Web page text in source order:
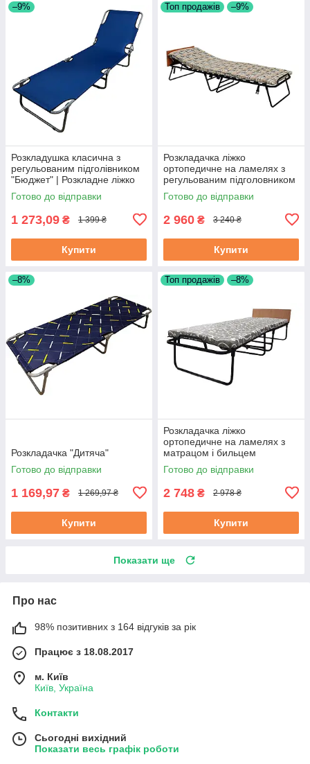
–9%
Розкладушка класична з
регульованим підголівником
"Бюджет" | Розкладне ліжко
Готово до відправки
1 273,09 ₴ 1 399 ₴
Купити
Топ продажів –9%
Розкладачка ліжко
ортопедичне на ламелях з
регульованим підголовником
«Венеція Люкс" |
Розкладушка ліжко
Готово до відправки
2 960 ₴ 3 240 ₴
Купити
–8%
Розкладачка "Дитяча"
Готово до відправки
1 169,97 ₴ 1 269,97 ₴
Купити
Топ продажів –8%
Розкладачка ліжко
ортопедичне на ламелях з
матрацом і бильцем
"Венеція" | Розкладне ліжко
Готово до відправки
2 748 ₴ 2 978 ₴
Купити
Показати ще
Про нас
98% позитивних з 164 відгуків за рік
Працює з 18.08.2017
м. Київ
Київ, Україна
Контакти
Сьогодні вихідний
Показати весь графік роботи